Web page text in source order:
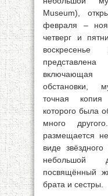
Museum),
февраля –
четверг и
обстановки,
точная
которого была
много
размещается
виде
небольшой
посвящённый
брата и сестры.